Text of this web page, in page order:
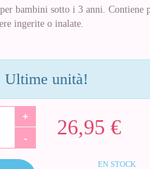
bambini sotto i 3 anni. Contiene
ingerite o inalate.
Ultime unità!
26,95 €
+
-
EN STOCK